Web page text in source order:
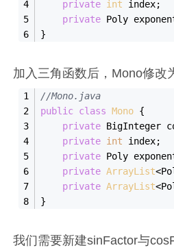
private int index;
private Poly
}
加入三角函数后，Mono修改
//Mono.java
public class Mono {
private BigInteger
private int index;
private Poly
private ArrayList
private ArrayList
}
我们需要新建sinFactor与